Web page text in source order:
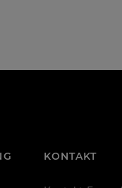
KONTAKT